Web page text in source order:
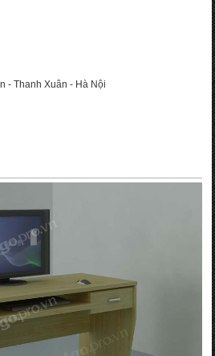
- Thanh Xuân - Hà Nội